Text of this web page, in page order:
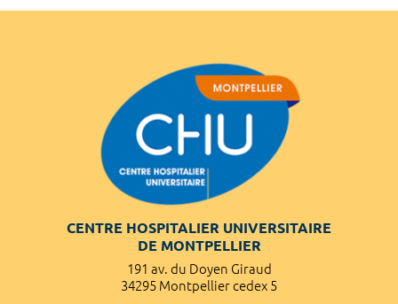
CENTRE HOSPITALIER UNIVERSITAIRE
DE MONTPELLIER
191 av. du Doyen Giraud
34295 Montpellier cedex 5